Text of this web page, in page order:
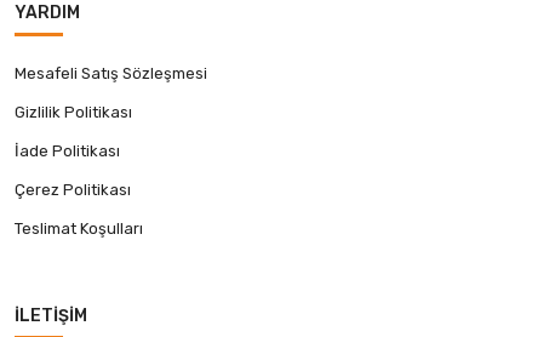
YARDIM
Mesafeli Satış Sözleşmesi
Gizlilik Politikası
İade Politikası
Çerez Politikası
Teslimat Koşulları
İLETIŞIM